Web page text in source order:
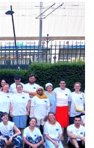
et devenir, Le
se concentre
a lancé un
accessibles